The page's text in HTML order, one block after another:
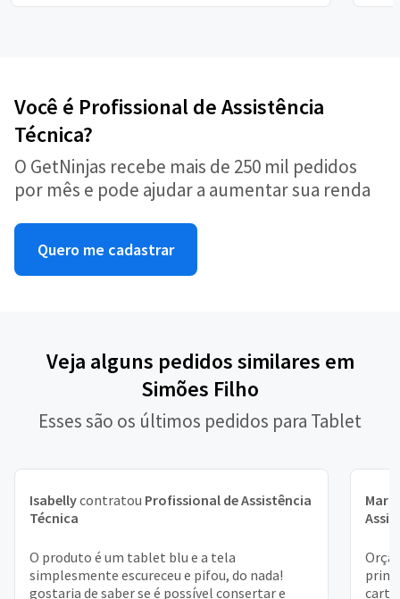
Você é Profissional de Assistência
Técnica?
O GetNinjas recebe mais de 250 mil pedidos
por mês e pode ajudar a aumentar sua renda
Quero me cadastrar
Veja alguns pedidos similares em
Simões Filho
Esses são os últimos pedidos para Tablet
Isabellycontratou Profissional de Assistência
Técnica
O produto é um tablet blu e a tela
simplesmente escureceu e pifou, do nada!
gostaria de saber se é possível consertar e